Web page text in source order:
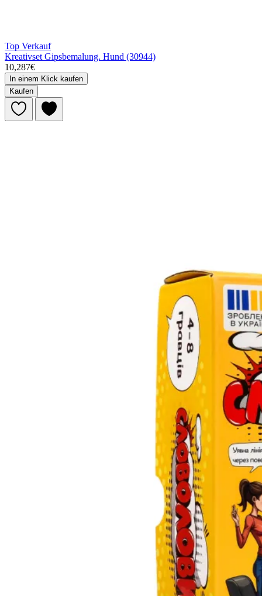
Top Verkauf
Kreativset Gipsbemalung. Hund (30944)
10,287€
In einem Klick kaufen
Kaufen